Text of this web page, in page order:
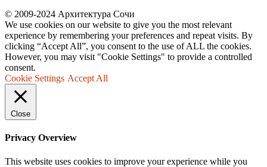
© 2009-2024 Архитектура Сочи
We use cookies on our website to give you the most relevant
experience by remembering your preferences and repeat visits. By
clicking “Accept All”, you consent to the use of ALL the cookies.
However, you may visit "Cookie Settings" to provide a controlled
consent.
Cookie Settings Accept All
Close
Privacy Overview
This website uses cookies to improve your experience while you